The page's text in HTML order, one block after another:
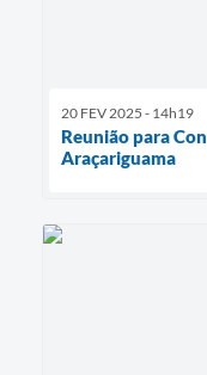
20 FEV 2025 - 14h19
Reunião para
Araçariguama